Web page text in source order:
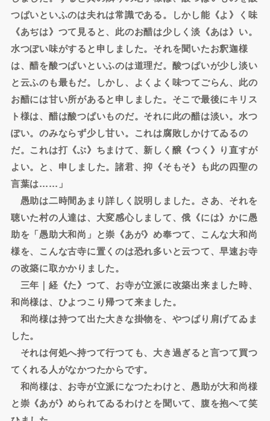
つぱいといふのは夫れは常識である。しかし能《よ》く味
《あぢは》つて見ると、此のお醋は少しく淡《あは》い。
水つぽい味がすると申しました。それを聞いたお釈迦様
は、醋を酸つぱいといふのは道理だ。酸つぱいが少し淡い
と云ふのも最もだ。しかし、よくよく味つてごらん、此の
お醋には甘い所があると申しました。そこで最後にキリス
ト様は、醋は酸つぱいものだ。それに此の醋は淡い。水つ
ぽい。のみならず少し甘い。これは腐敗しかけてゐるの
だ。これは打《ぶ》ちまけて、新しく醸《つく》り直すが
よい。と、申しました。諸君、抑《そもそ》も此の四聖の
言葉は……」
愚助は二時間あまり詳しく説明しました。さあ、それを
聴いた村の人達は、大変感心しまして、俄《には》かに愚
助を「愚助大和尚」と崇《あが》め奉つて、こんな大和尚
様を、こんな古寺に置くのは恐れ多いと云つて、早速お寺
の改築に取かかりました。
三年｜経《た》つて、お寺が立派に改築出来ました時、
和尚様は、ひよつこり帰つて来ました。
和尚様は持つて出た大きな掛物を、やつぱり肩げてゐま
した。
それは何処へ持つて行つても、大き過ぎると言つて買つ
てくれる人がなかつたからです。
和尚様は、お寺が立派になつたわけと、愚助が大和尚様
と崇《あが》められてゐるわけとを聞いて、腹を抱へて笑